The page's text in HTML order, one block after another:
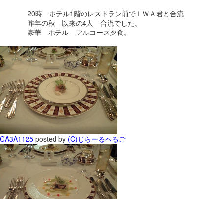
20時 ホテル1階のレストラン前でＩＷＡ君と合流
昨年の秋 以来の4人 合流でした。
豪華 ホテル フルコース夕食。
CA3A1125 posted by (C)じらーるぺるご